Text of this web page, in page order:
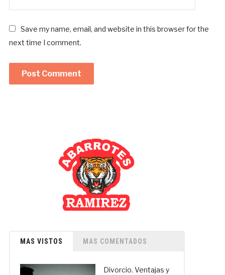
Save my name, email, and website in this browser for the
next time I comment.
MAS VISTOS MAS COMENTADOS
Divorcio. Ventajas y